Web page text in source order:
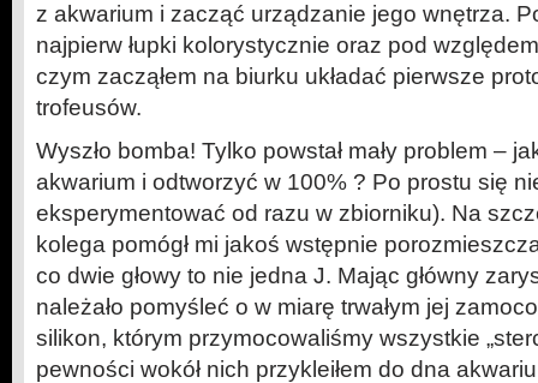
z akwarium i zacząć urządzanie jego wnętrza.
najpierw łupki kolorystycznie oraz pod
czym zacząłem na biurku układać pierwsze
trofeusów.
Wyszło bomba! Tylko powstał mały problem –
akwarium i odtworzyć w 100% ? Po prostu się
eksperymentować od razu w zbiorniku). Na
kolega pomógł mi jakoś wstępnie
co dwie głowy to nie jedna J. Mając główny
należało pomyśleć o w miarę trwałym jej
silikon, którym przymocowaliśmy wszystkie
pewności wokół nich przykleiłem do dna